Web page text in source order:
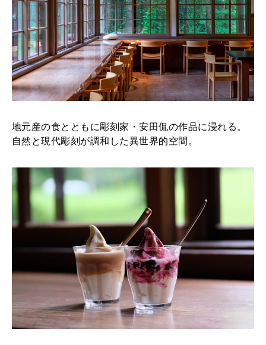
2025年12月号「お酒の新常識。」
地元産の食とともに彫刻家・安田侃の作品に浸れる。
自然と現代彫刻が調和した異世界的空間。